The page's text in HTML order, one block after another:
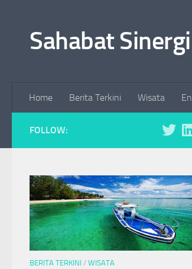
Sahabat Sinergi
Home Berita Terkini Wisata
FOLLOW:
BERITA TERKINI / WISATA